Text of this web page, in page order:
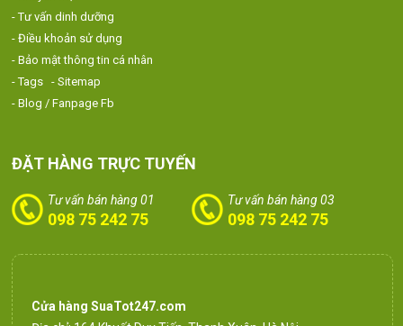
- Tư vấn dinh dưỡng
- Điều khoản sử dụng
- Bảo mật thông tin cá nhân
- Tags
- Sitemap
- Blog / Fanpage Fb
ĐẶT HÀNG TRỰC TUYẾN
Tư vấn bán hàng 01
098 75 242 75
Tư vấn bán hàng 03
098 75 242 75
Cửa hàng SuaTot247.com